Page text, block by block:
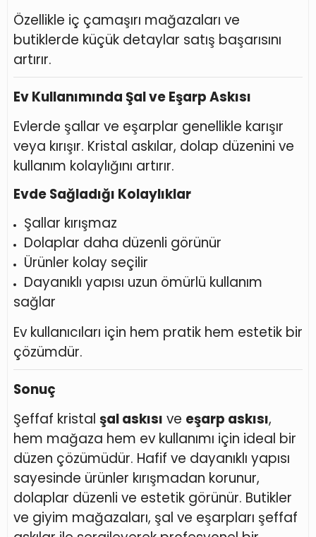
Özellikle iç çamaşırı mağazaları ve
butiklerde küçük detaylar satış başarısını
artırır.
Ev Kullanımında Şal ve Eşarp Askısı
Evlerde şallar ve eşarplar genellikle karışır
veya kırışır. Kristal askılar, dolap düzenini ve
kullanım kolaylığını artırır.
Evde Sağladığı Kolaylıklar
Şallar kırışmaz
Dolaplar daha düzenli görünür
Ürünler kolay seçilir
Dayanıklı yapısı uzun ömürlü kullanım
sağlar
Ev kullanıcıları için hem pratik hem estetik bir
çözümdür.
Sonuç
Şeffaf kristal şal askısı ve eşarp askısı,
hem mağaza hem ev kullanımı için ideal bir
düzen çözümüdür. Hafif ve dayanıklı yapısı
sayesinde ürünler kırışmadan korunur,
dolaplar düzenli ve estetik görünür. Butikler
ve giyim mağazaları, şal ve eşarpları şeffaf